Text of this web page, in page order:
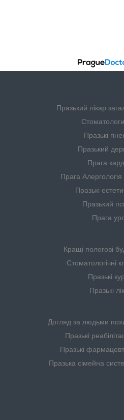
Празький лікар
Празькі
Празький
Прага
Прага Алергологія
Празькі
Празький
Прага
Кращі пологові
Стоматологічні
Празькі
Празькі
Догляд за людьми
Празькі
Празькі
Празька сімейна